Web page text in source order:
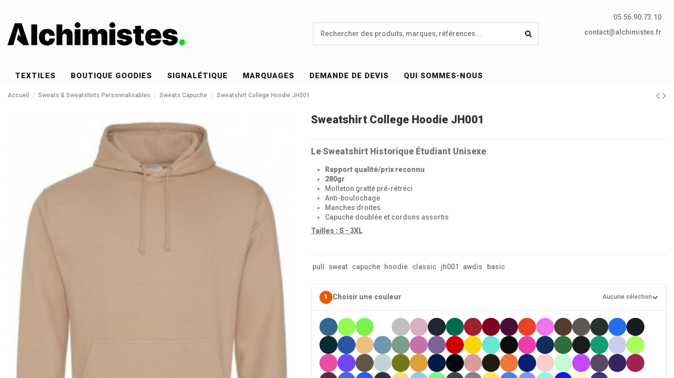
05.56.90.73.10
contact@alchimistes.fr
TEXTILES BOUTIQUE GOODIES SIGNALÉTIQUE MARQUAGES DEMANDE DE DEVIS QUI SOMMES-NOUS
Accueil Sweats & Sweatshirts Personnalisables Sweats Capuche Sweatshirt College Hoodie JH001
Sweatshirt College Hoodie JH001
Le Sweatshirt Historique Étudiant Unisexe
Rapport qualité/prix reconnu
280gr
Molleton gratté pré-rétréci
Anti-boulochage
Manches droites
Capuche doublée et cordons assortis
Tailles : S - 3XL
pull sweat capuche hoodie classic jh001 awdis basic
1 Choisir une couleur Aucune sélection